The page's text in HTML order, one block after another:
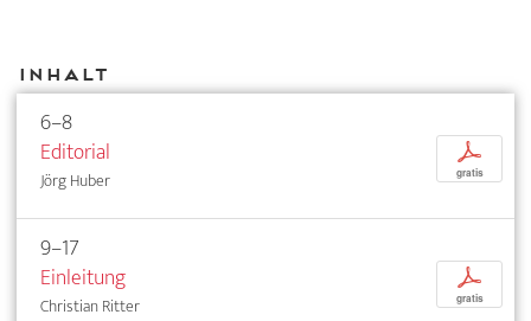
Inhalt
6–8
Editorial
Jörg Huber
p
gratis
9–17
Einleitung
Christian Ritter
p
gratis